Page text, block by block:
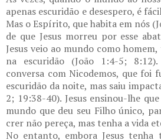
apenas escuridão e desespero, é
Mas o Espírito, que habita em nós
de que Jesus morreu por esse
Jesus veio ao mundo como
na escuridão (João 1:4-5;
conversa com Nicodemos, que foi
escuridão da noite, mas saiu
2; 19:38-40). Jesus ensinou-lhe
mundo que deu seu Filho único,
crer não pereça, mas tenha a vida
No entanto, embora Jesus